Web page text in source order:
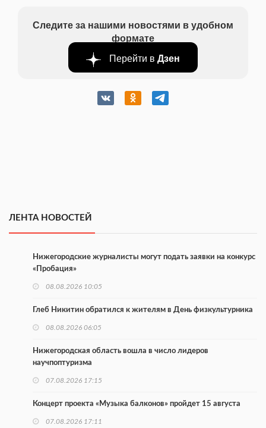
Следите за нашими новостями в удобном
формате
Перейти в Дзен
ЛЕНТА НОВОСТЕЙ
Нижегородские журналисты могут подать заявки на конкурс
«Пробация»
08.08.2026 10:05
Глеб Никитин обратился к жителям в День физкультурника
08.08.2026 06:05
Нижегородская область вошла в число лидеров
научпоптуризма
07.08.2026 17:15
Концерт проекта «Музыка балконов» пройдет 15 августа
07.08.2026 17:11